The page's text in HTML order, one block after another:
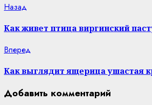
Continue
Reading
Назад
Как живет птица виргинский
Вперед
Как выглядит ящерица ушастая
Добавить комментарий